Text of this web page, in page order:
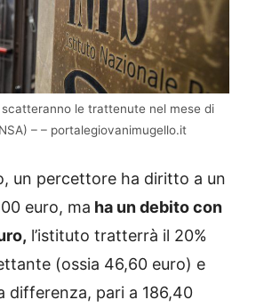
le trattenute nel mese di
– – portalegiovanimugello.it
un percettore ha diritto a un
euro, ma ha un debito con
l’istituto tratterrà il 20%
(ossia 46,60 euro) e
differenza, pari a 186,40